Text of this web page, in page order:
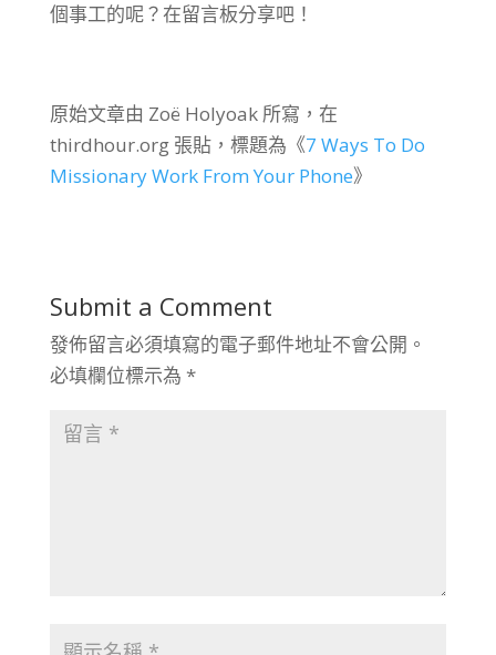
個事工的呢？在留言板分享吧！
原始文章由 Zoë Holyoak 所寫，在
thirdhour.org 張貼，標題為《7 Ways To Do
Missionary Work From Your Phone》
Submit a Comment
發佈留言必須填寫的電子郵件地址不會公開。
必填欄位標示為 *